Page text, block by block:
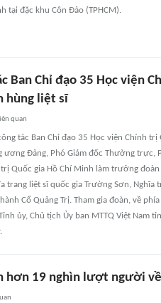
tại đặc khu Côn Đảo (TPHCM).
Ban Chỉ đạo 35 Học viện
hùng liệt sĩ
liên quan
tác Ban Chỉ đạo 35 Học viện Chính trị
ương Đảng, Phó Giám đốc Thường
Quốc gia Hồ Chí Minh làm trưởng
trang liệt sĩ quốc gia Trường Sơn,
Cổ Quảng Trị. Tham gia đoàn, về
ủy, Chủ tịch Ủy ban MTTQ Việt Nam
hơn 19 nghìn lượt người